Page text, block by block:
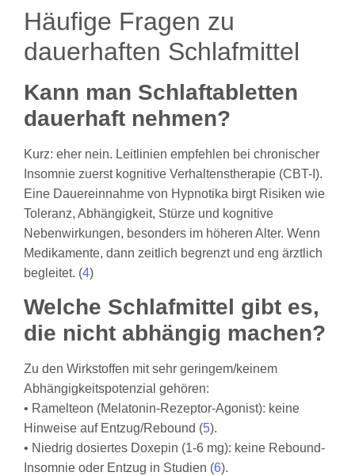
Häufige Fragen zu
dauerhaften Schlafmittel
Kann man Schlaftabletten
dauerhaft nehmen?
Kurz: eher nein. Leitlinien empfehlen bei chronischer
Insomnie zuerst kognitive Verhaltenstherapie (CBT-I).
Eine Dauereinnahme von Hypnotika birgt Risiken wie
Toleranz, Abhängigkeit, Stürze und kognitive
Nebenwirkungen, besonders im höheren Alter. Wenn
Medikamente, dann zeitlich begrenzt und eng ärztlich
begleitet. (4)
Welche Schlafmittel gibt es,
die nicht abhängig machen?
Zu den Wirkstoffen mit sehr geringem/keinem
Abhängigkeitspotenzial gehören:
• Ramelteon (Melatonin-Rezeptor-Agonist): keine
Hinweise auf Entzug/Rebound (5).
• Niedrig dosiertes Doxepin (1-6 mg): keine Rebound-
Insomnie oder Entzug in Studien (6).